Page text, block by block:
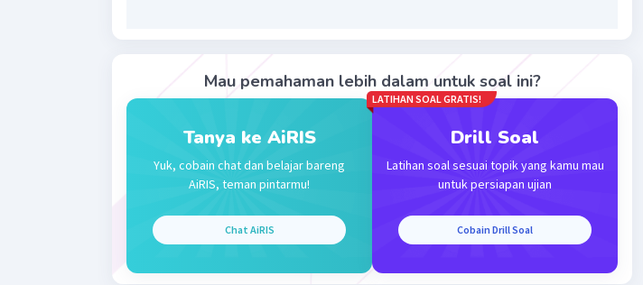
Iklan
Jawaban terverifikasi
Mau pemahaman lebih dalam untuk soal ini?
Tanya ke AiRIS
Yuk, cobain chat dan belajar bareng
AiRIS, teman pintarmu!
Chat AiRIS
LATIHAN SOAL GRATIS!
Drill Soal
Latihan soal sesuai topik yang kamu mau
untuk persiapan ujian
Cobain Drill Soal